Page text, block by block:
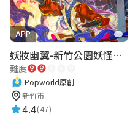
APP
妖妝幽翼-新竹公園妖怪懸疑事件
難度
Popworld原創
新竹市
4.4(47)